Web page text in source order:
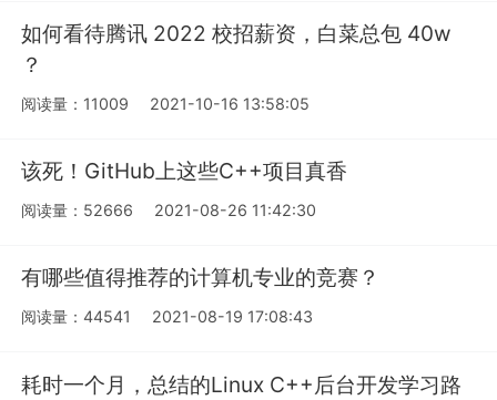
如何看待腾讯 2022 校招薪资，白菜总包 40w
？
阅读量：11009 2021-10-16 13:58:05
该死！GitHub上这些C++项目真香
阅读量：52666 2021-08-26 11:42:30
有哪些值得推荐的计算机专业的竞赛？
阅读量：44541 2021-08-19 17:08:43
耗时一个月，总结的Linux C++后台开发学习路